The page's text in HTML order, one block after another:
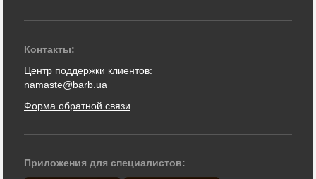
Контакты:
Центр поддержки клиентов:
namaste@barb.ua
Форма обратной связи
Приложения для специалистов: